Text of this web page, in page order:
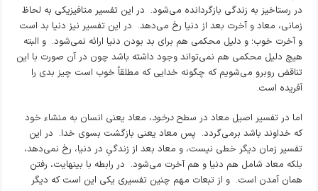
در رستاخیز به زندگی بازگردانده می‌شود. در این تفسیر متافیزیکی به لحاظ
زمانی، معاد و آخرت بعد از دنیا رخ می‌دهد. در این تفسیر نیز دنیا بد است
و آخرت خوب؛ و دلیل محکمی هم برای بد بودن دنیا ارائه نمی‌شود. و البته
هیچ دلیل محکمی هم نمی‌تواند وجود داشته باشد چون در آن صورت با این
تناقض روبرو می‌شویم که چگونه خدایی که مطلقاً خوب است چیز بدی را
آفریده است.
اما در تفسیر اصیل معاد در سطحدرخود، معاد یعنی انسان به منشاء خود
که خداوند باشد برمی‌گردد. پس معاد یعنی بازگشت بسوی خدا. در این
تفسیر زمان دیگر خطی نیست، و معاد بعد از زندگیِ در دنیا، رخ نمی‌دهد،
بلکه معاد شامل هم دنیا و هم آخرت می‌شود. در رابطه با بینهایت، رفتن
همان آمدن است. و از تبعات مهم چنین تفسیری یکی این است که دیگر